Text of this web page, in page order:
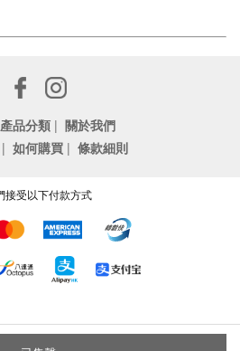
產品分類 | 關於我們
| 如何購買 | 條款細則
接受以下付款方式